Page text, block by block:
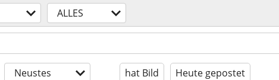
ALLES
Neustes hat Bild Heute gepostet